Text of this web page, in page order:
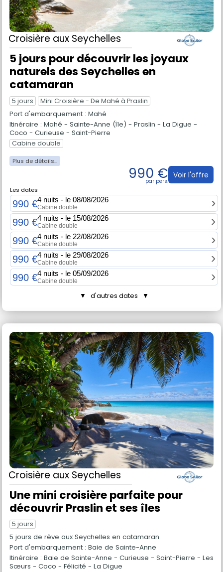
Croisière aux Seychelles
5 jours pour découvrir les joyaux
naturels des Seychelles en
catamaran
5 jours Mini Croisière - De Mahé à Praslin
Port d'embarquement : Mahé
Itinéraire : Mahé - Sainte-Anne (île) - Praslin - La Digue -
Coco - Curieuse - Saint-Pierre
Cabine double
990 € Voir l'offre
Les dates
990 €4 nuits - le 08/08/2026
Cabine double
990 €4 nuits - le 15/08/2026
Cabine double
990 €4 nuits - le 22/08/2026
Cabine double
990 €4 nuits - le 29/08/2026
Cabine double
990 €4 nuits - le 05/09/2026
Cabine double
▼ d'autres dates ▼
Croisière aux Seychelles
Une mini croisière parfaite pour
découvrir Praslin et ses îles
5 jours
5 jours de rêve aux Seychelles en catamaran
Port d'embarquement : Baie de Sainte-Anne
Itinéraire : Baie de Sainte-Anne - Curieuse - Saint-Pierre - Les
Sœurs - Coco - Félicité - La Digue